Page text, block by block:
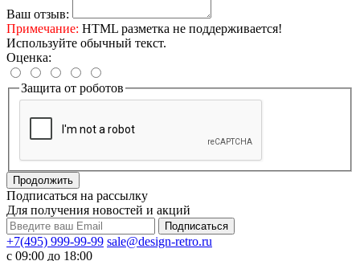
Ваш отзыв:
Примечание: HTML разметка не поддерживается!
Используйте обычный текст.
Оценка:
Защита от роботов
Продолжить
Подписаться на рассылку
Для получения новостей и акций
+7(495) 999-99-99 sale@design-retro.ru
с 09:00 до 18:00